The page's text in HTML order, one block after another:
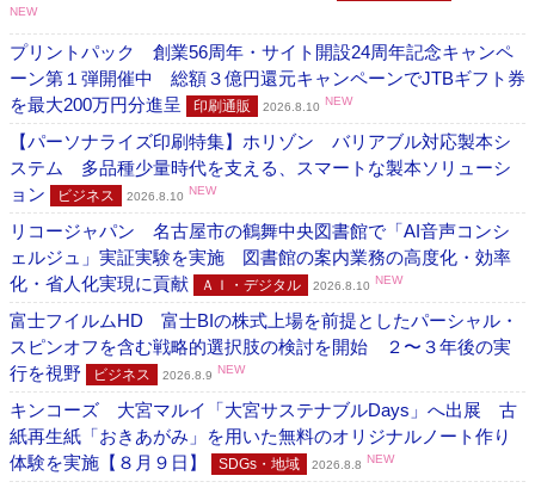
NEW
プリントパック 創業56周年・サイト開設24周年記念キャンペ
ーン第１弾開催中 総額３億円還元キャンペーンでJTBギフト券
を最大200万円分進呈
印刷通販 2026.8.10 NEW
【パーソナライズ印刷特集】ホリゾン バリアブル対応製本シ
ステム 多品種少量時代を支える、スマートな製本ソリューシ
ョン
ビジネス 2026.8.10 NEW
リコージャパン 名古屋市の鶴舞中央図書館で「AI音声コンシ
ェルジュ」実証実験を実施 図書館の案内業務の高度化・効率
化・省人化実現に貢献
ＡＩ・デジタル 2026.8.10 NEW
富士フイルムHD 富士BIの株式上場を前提としたパーシャル・
スピンオフを含む戦略的選択肢の検討を開始 ２〜３年後の実
行を視野
ビジネス 2026.8.9 NEW
キンコーズ 大宮マルイ「大宮サステナブルDays」へ出展 古
紙再生紙「おきあがみ」を用いた無料のオリジナルノート作り
体験を実施【８月９日】
SDGs・地域 2026.8.8 NEW